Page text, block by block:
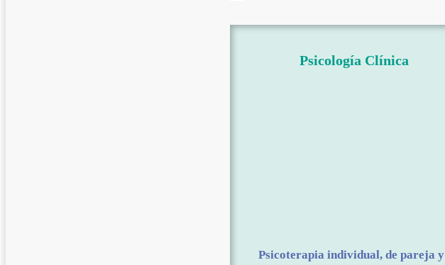
Psicología Clínica
Psicoterapia individual, de pareja y